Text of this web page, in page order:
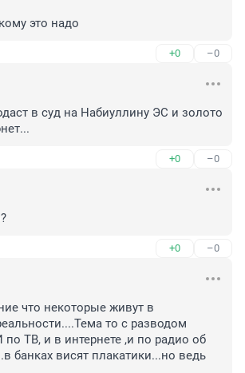
это надо
+0 –0
в суд на Набиуллину ЭС и золото
+0 –0
+0 –0
что некоторые живут в
то с разводом
по ТВ, и в интернете ,и по радио об
банках висят плакатики...но ведь